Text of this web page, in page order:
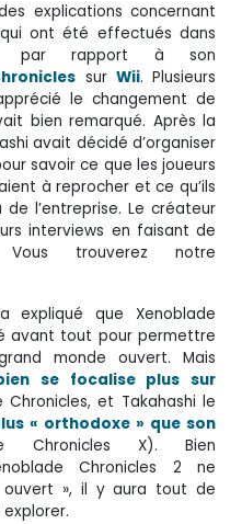
explications concernant
ont été effectués dans
X par rapport à son
sur Wii. Plusieurs
le changement de
bien remarqué. Après la
avait décidé d’organiser
savoir ce que les joueurs
à reprocher et ce qu’ils
l’entreprise. Le créateur
interviews en faisant de
Vous trouverez notre
expliqué que Xenoblade
avant tout pour permettre
monde ouvert. Mais
se focalise plus sur
et Takahashi le
« orthodoxe » que son
Chronicles X). Bien
Chronicles 2 ne
», il y aura tout de